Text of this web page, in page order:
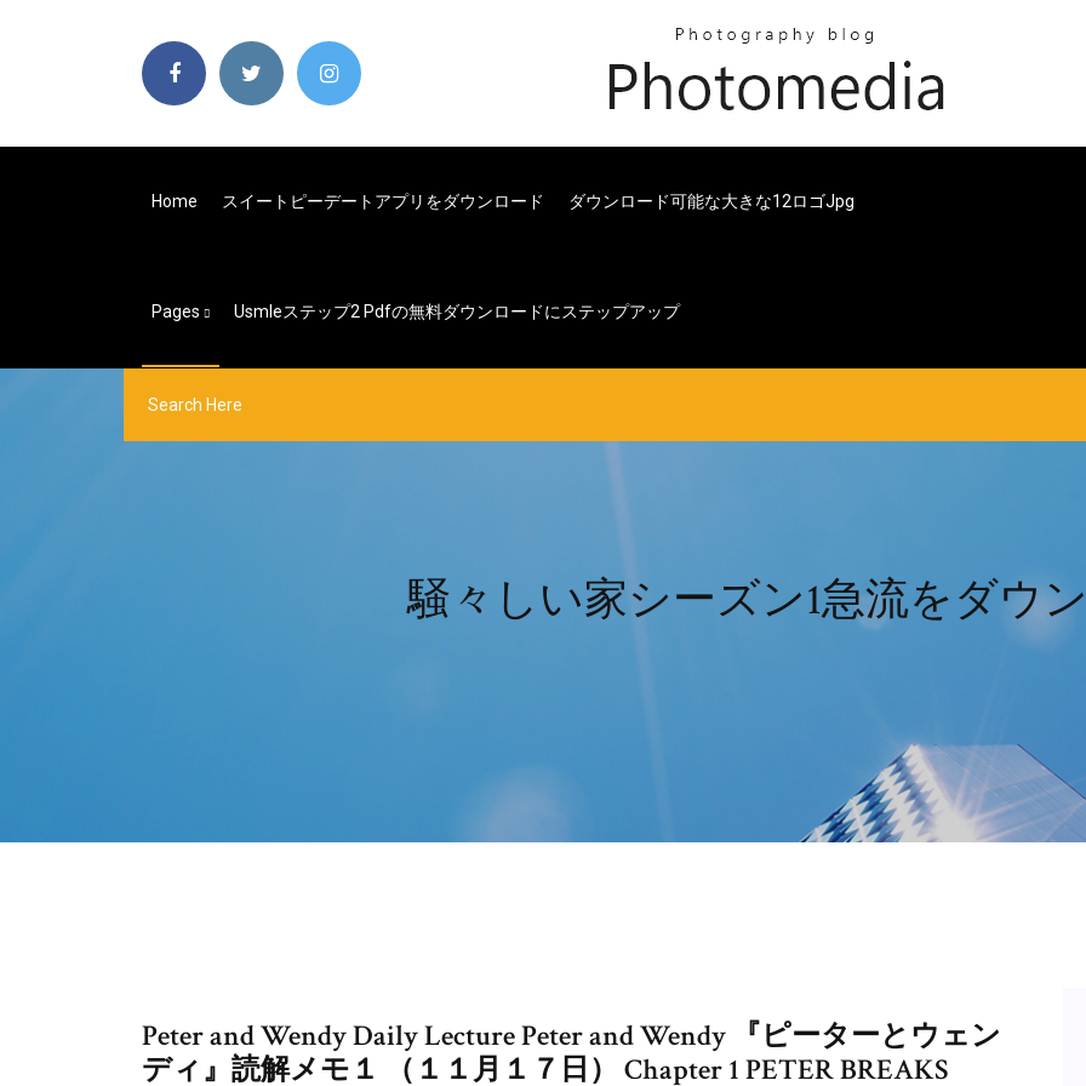
Home スイートピーデートアプリをダウンロード ダウンロード可能な大きな12ロゴjpg
Pages Usmleステップ2 Pdfの無料ダウンロードにステップアップ
騒々しい家シーズン1急流をダウ
Peter and Wendy Daily Lecture Peter and Wendy 『ピーターとウェン
ディ』読解メモ１ （１１月１７日） Chapter 1 PETER BREAKS